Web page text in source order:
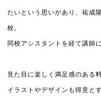
たいという思いがあり、祐成
校。
同校アシスタントを経て講師に
見た目に楽しく満足感のある
イラストやデザインも得意とす